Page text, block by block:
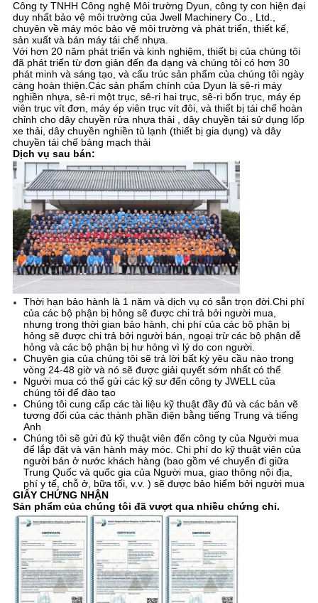
Công ty TNHH Công nghệ Môi trường Dyun, công ty con hiện đại
duy nhất bảo vệ môi trường của Jwell Machinery Co., Ltd.,
chuyên về máy móc bảo vệ môi trường và phát triển, thiết kế,
sản xuất và bán máy tái chế nhựa.
Với hơn 20 năm phát triển và kinh nghiệm, thiết bị của chúng tôi
đã phát triển từ đơn giản đến đa dạng và chúng tôi có hơn 30
phát minh và sáng tạo, và cấu trúc sản phẩm của chúng tôi ngày
càng hoàn thiện.Các sản phẩm chính của Dyun là sê-ri máy
nghiền nhựa, sê-ri một trục, sê-ri hai trục, sê-ri bốn trục, máy ép
viên trục vít đơn, máy ép viên trục vít đôi, và thiết bị tái chế hoàn
chỉnh cho dây chuyền rửa nhựa thải , dây chuyền tái sử dụng lốp
xe thải, dây chuyền nghiền tủ lạnh (thiết bị gia dụng) và dây
chuyền tái chế bảng mạch thải
Dịch vụ sau bán:
Thời hạn bảo hành là 1 năm và dịch vụ có sẵn trọn đời.Chi phí
của các bộ phận bị hỏng sẽ được chi trả bởi người mua,
nhưng trong thời gian bảo hành, chi phí của các bộ phận bị
hỏng sẽ được chi trả bởi người bán, ngoại trừ các bộ phận dễ
hỏng và các bộ phận bị hư hỏng vì lý do con người.
Chuyên gia của chúng tôi sẽ trả lời bất kỳ yêu cầu nào trong
vòng 24-48 giờ và nó sẽ được giải quyết sớm nhất có thể
Người mua có thể gửi các kỹ sư đến công ty JWELL của
chúng tôi để đào tạo
Chúng tôi cung cấp các tài liệu kỹ thuật đầy đủ và các bản vẽ
tương đối của các thành phần điện bằng tiếng Trung và tiếng
Anh
Chúng tôi sẽ gửi đủ kỹ thuật viên đến công ty của Người mua
để lắp đặt và vận hành máy móc. Chi phí do kỹ thuật viên của
người bán ở nước khách hàng (bao gồm vé chuyến đi giữa
Trung Quốc và quốc gia của Người mua, giao thông nội địa,
phí y tế, chỗ ở, bữa tối, v.v. ) sẽ được bảo hiểm bởi người mua
GIẤY CHỨNG NHẬN
Sản phẩm của chúng tôi đã vượt qua nhiều chứng chỉ.